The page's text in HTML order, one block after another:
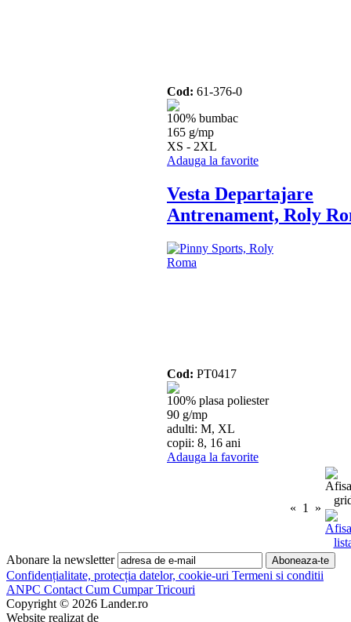
Cod: 61-376-0
100% bumbac
165 g/mp
XS - 2XL
Adauga la favorite
Vesta Departajare
Antrenament, Roly
Cod: PT0417
100% plasa poliester
90 g/mp
adulti: M, XL
copii: 8, 16 ani
Adauga la favorite
« 1 »
Abonare la newsletter
Confidențialitate, protecția datelor, cookie-uri Termeni si conditii
ANPC Contact Cum Cumpar Tricouri
Copyright © 2026 Lander.ro
Website realizat de